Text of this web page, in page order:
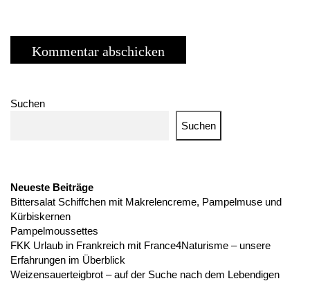
Suchen
Suchen
Neueste Beiträge
Bittersalat Schiffchen mit Makrelencreme, Pampelmuse und
Kürbiskernen
Pampelmoussettes
FKK Urlaub in Frankreich mit France4Naturisme – unsere
Erfahrungen im Überblick
Weizensauerteigbrot – auf der Suche nach dem Lebendigen